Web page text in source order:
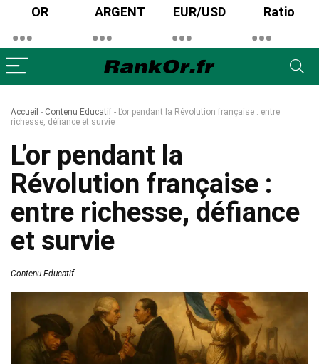
OR ARGENT EUR/USD Ratio
Accueil - Contenu Educatif - L’or pendant la Révolution française : entre
richesse, défiance et survie
L’or pendant la
Révolution française :
entre richesse, défiance
et survie
Contenu Educatif